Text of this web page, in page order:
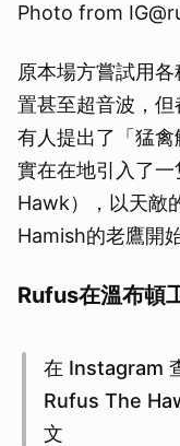
Photo from
原本場方嘗試用
置甚至超音波，但
有人提出了「猛
實在在地引入了一
Hawk），以天敵
Hamish的老鷹開
Rufus在溫布頓
在 Instagram
Rufus The
文